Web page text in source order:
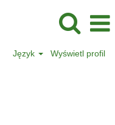
Język Wyświetl profil